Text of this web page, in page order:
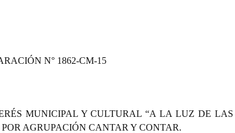
N° 1862-CM-15
MUNICIPAL Y CULTURAL “A LA LUZ DE
AGRUPACIÓN CANTAR Y CONTAR.